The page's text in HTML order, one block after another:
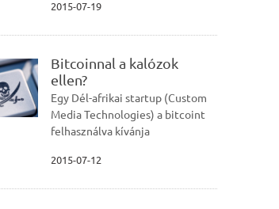
2015-07-19
Bitcoinnal a kalózok
ellen?
Egy Dél-afrikai startup (Custom
Media Technologies) a bitcoint
felhasználva kívánja
2015-07-12